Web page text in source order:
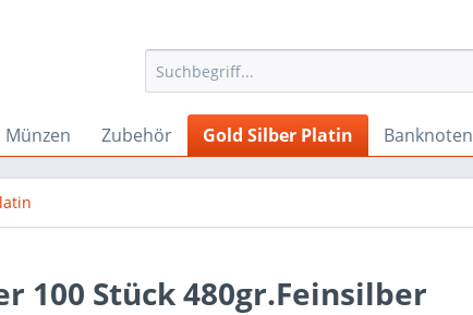
Münzen Zubehör Gold Silber Platin Banknoten
100 Stück 480gr.Feinsilber